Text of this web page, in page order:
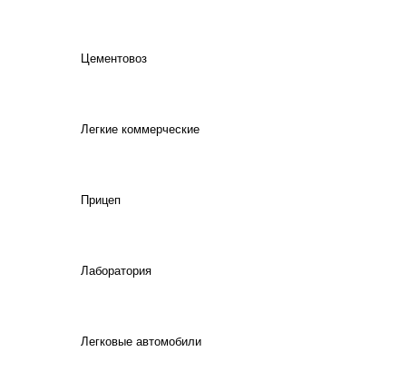
Цементовоз
Легкие коммерческие
Прицеп
Лаборатория
Легковые автомобили